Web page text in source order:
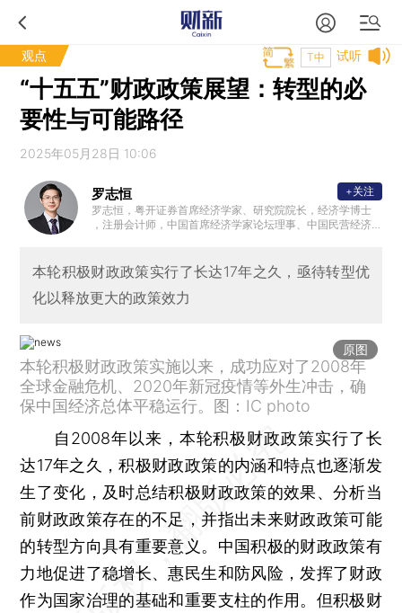
观点 试听
T中
“十五五”财政政策展望：转型的必
要性与可能路径
2025年05月28日 10:06
罗志恒
罗志恒，粤开证券首席经济学家、研究院院长，经济学博士
，注册会计师，中国首席经济学家论坛理事、中国民营经济
分析师。2023年7月受邀参加总理主持的经济形势专家座谈
会并做发言。主要研究方向：宏观经济、财政理论与政策。
+关注
本轮积极财政政策实行了长达17年之久，亟待转型优
化以释放更大的政策效力
原图
本轮积极财政政策实施以来，成功应对了2008年
全球金融危机、2020年新冠疫情等外生冲击，确
保中国经济总体平稳运行。图：IC photo
自2008年以来，本轮积极财政政策实行了长
达17年之久，积极财政政策的内涵和特点也逐渐发
生了变化，及时总结积极财政政策的效果、分析当
前财政政策存在的不足，并指出未来财政政策可能
的转型方向具有重要意义。中国积极的财政政策有
力地促进了稳增长、惠民生和防风险，发挥了财政
作为国家治理的基础和重要支柱的作用。但积极财